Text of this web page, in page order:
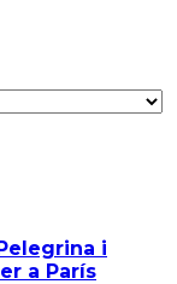
i
a París